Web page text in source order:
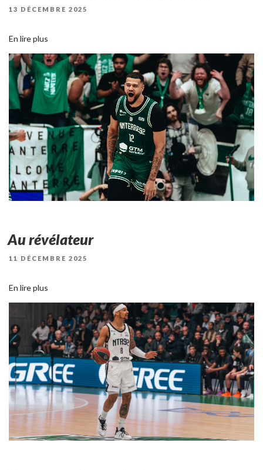
PUBLIÉ
13 DÉCEMBRE 2025
En lire plus
Au révélateur
PUBLIÉ
11 DÉCEMBRE 2025
En lire plus